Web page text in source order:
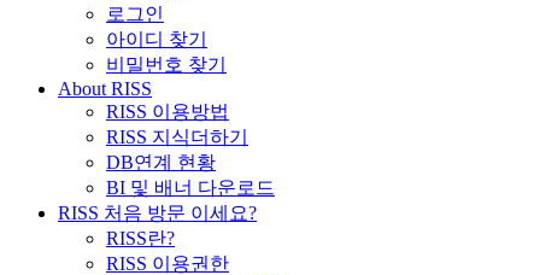
로그인
아이디 찾기
비밀번호 찾기
About RISS
RISS 이용방법
RISS 지식더하기
DB연계 현황
BI 및 배너 다운로드
RISS 처음 방문 이세요?
RISS란?
RISS 이용권한